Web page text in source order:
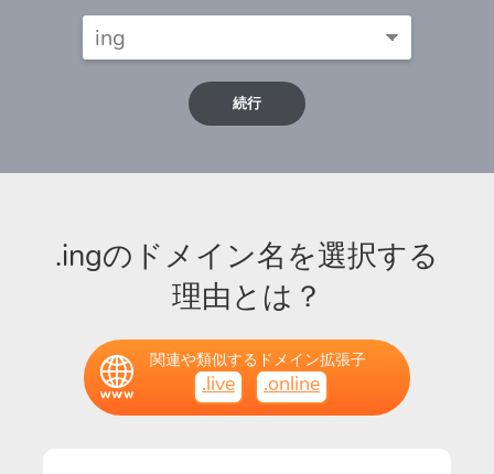
続行
.ingのドメイン名を選択する
理由とは？
関連や類似するドメイン拡張子
.live .online